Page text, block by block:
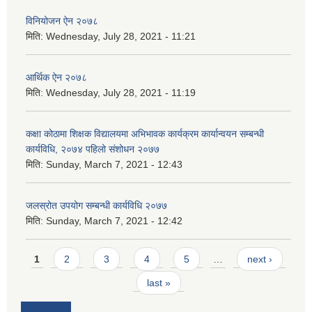
विनियोजन ऐन २०७८
मिति: Wednesday, July 28, 2021 - 11:21
आर्थिक ऐन २०७८
मिति: Wednesday, July 28, 2021 - 11:19
कक्षा कोठामा शिक्षक विद्यालयमा अभिभावक कार्यक्रम कार्यान्वयन सम्बन्धी
कार्यविधि, २०७४ पहिलो संशोधन २०७७
मिति: Sunday, March 7, 2021 - 12:43
जलस्रोत उपयोग सम्बन्धी कार्यविधि २०७७
मिति: Sunday, March 7, 2021 - 12:42
Pages
1 2 3 4 5 next ›
last »